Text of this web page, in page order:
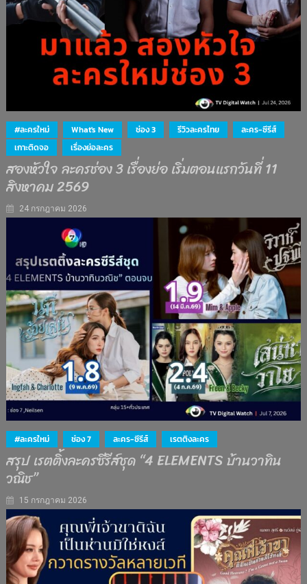
#ละครใหม่ What's New ช่อง 3 รีวิวละครไทย
ละคร-ซีรีส์
เกาะติดจอ
เรื่องย่อละคร
สองหัวใจ ละครช่อง 3 เรื่องย่อ เริ่มตอนแรกวันที่ 11
สิงหาคม 2569
24 กรกฎาคม 2026
#ละครใหม่ ช่อง 7 ละคร-ซีรีส์ เรตติงละคร
สรุป เรตติ้งละครซีรีส์ชุด “4 ELEMENTS บ้านวาทิน
วณิช”
15 กรกฎาคม 2026